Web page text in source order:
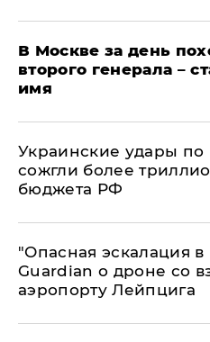
В Москве за день
второго генерала –
имя
Украинские удары
сожгли более
бюджета РФ
"Опасная эскалация
Guardian о дроне со
аэропорту Лейпцига